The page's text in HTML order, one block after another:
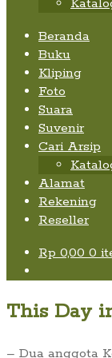
Beranda
Buku
Kliping
Foto
Suara
Suvenir
Cari Arsip
Alamat
Rekening
Reseller
Rp 0,00 0
This Day
– Dua anggota